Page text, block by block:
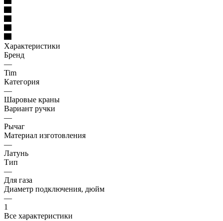
Характеристики
Бренд
—
Tim
Категория
—
Шаровые краны
Вариант ручки
—
Рычаг
Материал изготовления
—
Латунь
Тип
—
Для газа
Диаметр подключения, дюйм
—
1
Все характеристики